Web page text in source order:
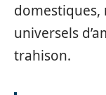
domestiques,
universels
trahison.